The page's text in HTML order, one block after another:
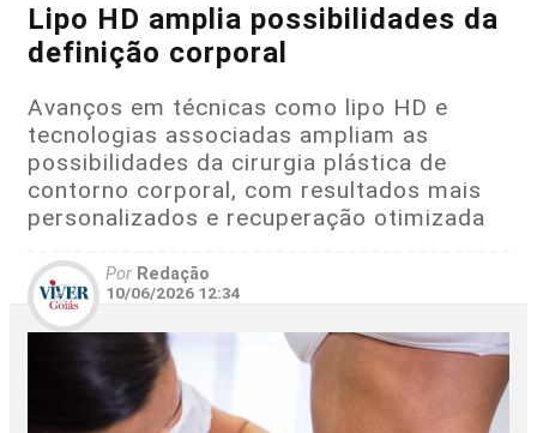
Lipo HD amplia possibilidades da
definição corporal
Avanços em técnicas como lipo HD e
tecnologias associadas ampliam as
possibilidades da cirurgia plástica de
contorno corporal, com resultados mais
personalizados e recuperação otimizada
Por Redação
10/06/2026 12:34